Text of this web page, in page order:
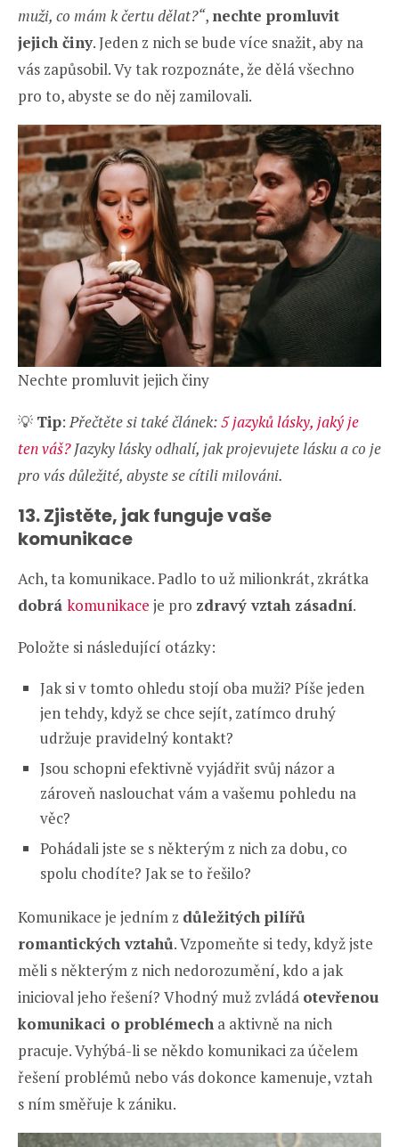
muži, co mám k čertu dělat?“, nechte promluvit
jejich činy. Jeden z nich se bude více snažit, aby na
vás zapůsobil. Vy tak rozpoznáte, že dělá všechno
pro to, abyste se do něj zamilovali.
Nechte promluvit jejich činy
💡 Tip:Přečtěte si také článek:5 jazyků lásky, jaký je
ten váš?Jazyky lásky odhalí, jak projevujete lásku a co je
pro vás důležité, abyste se cítili milováni.
13. Zjistěte, jak funguje vaše
komunikace
Ach, ta komunikace. Padlo to už milionkrát, zkrátka
dobrá komunikace je pro zdravý vztah zásadní.
Položte si následující otázky:
Jak si v tomto ohledu stojí oba muži? Píše jeden
jen tehdy, když se chce sejít, zatímco druhý
udržuje pravidelný kontakt?
Jsou schopni efektivně vyjádřit svůj názor a
zároveň naslouchat vám a vašemu pohledu na
věc?
Pohádali jste se s některým z nich za dobu, co
spolu chodíte? Jak se to řešilo?
Komunikace je jedním z důležitých pilířů
romantických vztahů. Vzpomeňte si tedy, když jste
měli s některým z nich nedorozumění, kdo a jak
inicioval jeho řešení? Vhodný muž zvládá otevřenou
komunikaci o problémech a aktivně na nich
pracuje. Vyhýbá-li se někdo komunikaci za účelem
řešení problémů nebo vás dokonce kamenuje, vztah
s ním směřuje k zániku.